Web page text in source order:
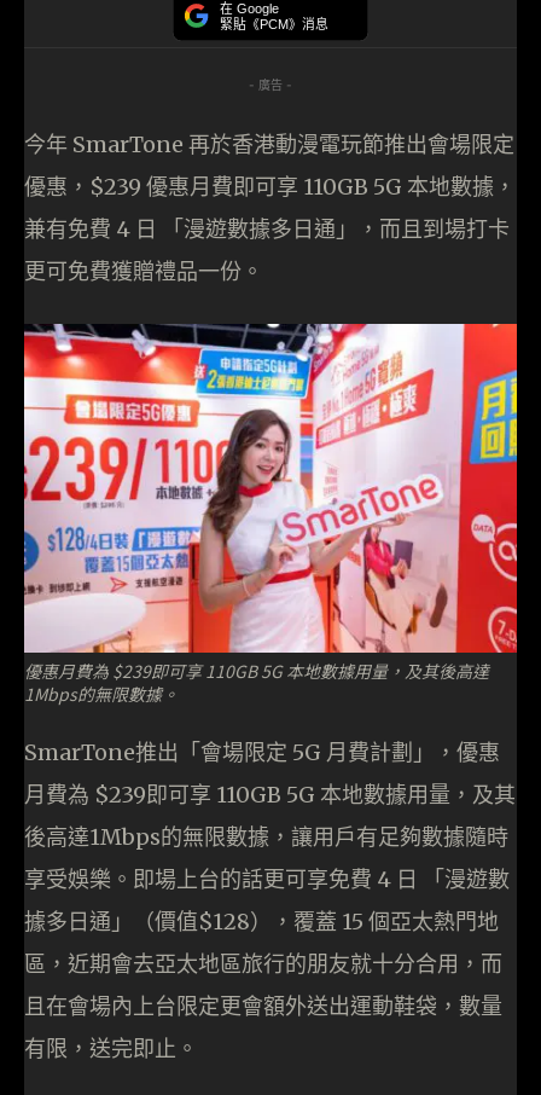
在 Google
緊貼《PCM》消息
- 廣告 -
今年 SmarTone 再於香港動漫電玩節推出會場限定
優惠，$239 優惠月費即可享 110GB 5G 本地數據，
兼有免費 4 日 「漫遊數據多日通」，而且到場打卡
更可免費獲贈禮品一份。
優惠月費為 $239即可享 110GB 5G 本地數據用量，及其後高達
1Mbps的無限數據。
SmarTone推出「會場限定 5G 月費計劃」，優惠
月費為 $239即可享 110GB 5G 本地數據用量，及其
後高達1Mbps的無限數據，讓用戶有足夠數據隨時
享受娛樂。即場上台的話更可享免費 4 日 「漫遊數
據多日通」（價值$128），覆蓋 15 個亞太熱門地
區，近期會去亞太地區旅行的朋友就十分合用，而
且在會場內上台限定更會額外送出運動鞋袋，數量
有限，送完即止。